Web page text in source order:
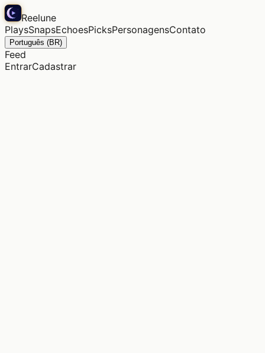
Reelune
PlaysSnapsEchoesPicksPersonagensContato
Português (BR)
Feed
EntrarCadastrar